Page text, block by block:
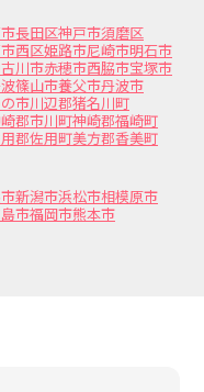
長田区神戸市須磨区
西区姫路市尼崎市明石市
川市赤穂市西脇市宝塚市
篠山市養父市丹波市
市川辺郡猪名川町
郡市川町神崎郡福崎町
郡佐用町美方郡香美町
新潟市浜松市相模原市
市福岡市熊本市